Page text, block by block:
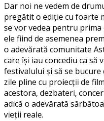
Dar noi ne vedem de
pregătit o ediţie cu foarte
se vor vedea pentru
ele fiind de asemenea
o adevărată comunitate
care îşi iau concediu ca să
festivalului şi să se
zile pline cu proiecţii de
acestora, dezbateri,
adică o adevărată
vieţii reale.